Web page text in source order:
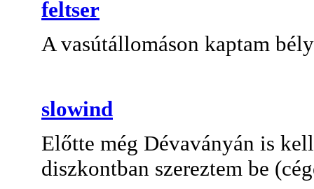
feltser
A vasútállomáson kaptam
slowind
Előtte még Dévaványán is
diszkontban szereztem be